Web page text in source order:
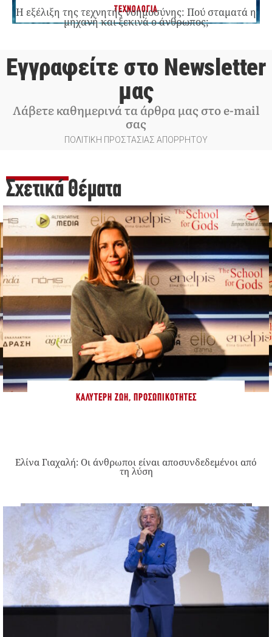
ΤΕΧΝΟΛΟΓΙΑ
Η εξέλιξη της τεχνητής νοημοσύνης: Πού σταματά η
μηχανή και ξεκινά ο άνθρωπος;
Εγγραφείτε στο Newsletter
μας
Λάβετε καθημερινά τα άρθρα μας στο e-mail
σας
ΠΟΛΙΤΙΚΗ ΠΡΟΣΤΑΣΙΑΣ ΑΠΟΡΡΗΤΟΥ
Σχετικά Θέματα
ΚΑΛΎΤΕΡΗ ΖΩΉ, ΠΡΟΣΩΠΙΚΌΤΗΤΕΣ
Ελίνα Γιαχαλή: Οι άνθρωποι είναι αποσυνδεδεμένοι από
τη λύση